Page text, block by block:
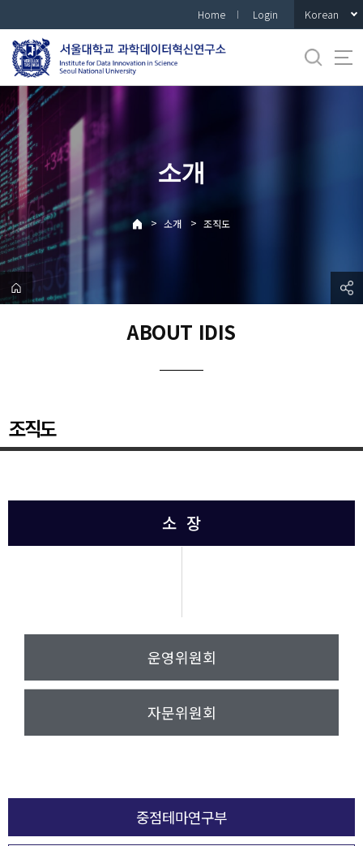
로
메
뉴
Home Login Korean
소개
> 소개 > 조직도
ABOUT IDIS
조직도
소 장
운영위원회
자문위원회
중점테마연구부